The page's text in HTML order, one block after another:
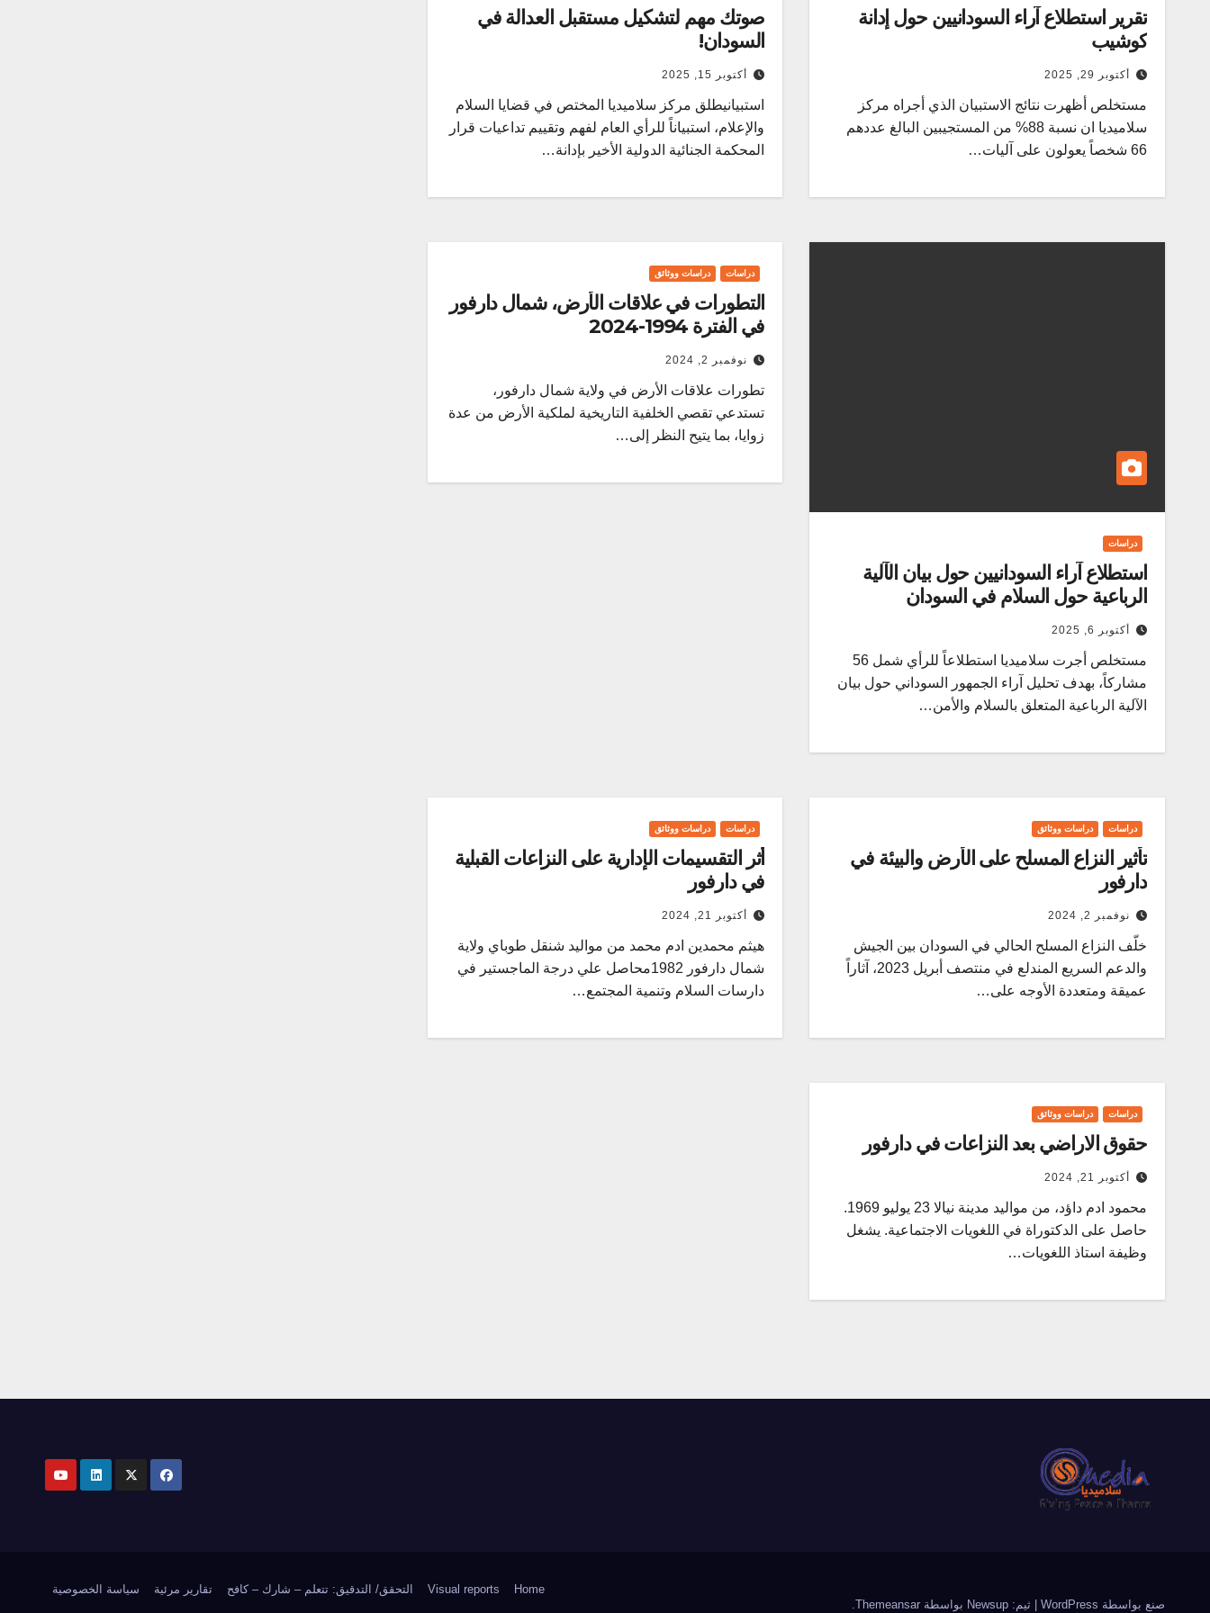
تقرير استطلاع آراء السودانيين حول إدانة
كوشيب
أكتوبر 29, 2025
مستخلص أظهرت نتائج الاستبيان الذي أجراه مركز
سلاميديا ان نسبة 88% من المستجيبين البالغ عددهم
66 شخصاً يعولون على آليات…
صوتك مهم لتشكيل مستقبل العدالة في
السودان!
أكتوبر 15, 2025
استبيان​يطلق مركز سلاميديا المختص في قضايا السلام
والإعلام، استبياناً للرأي العام لفهم وتقييم تداعيات قرار
المحكمة الجنائية الدولية الأخير بإدانة…
دراسات
استطلاع آراء السودانيين حول بيان الآلية
الرباعية حول السلام في السودان
أكتوبر 6, 2025
مستخلص أجرت سلاميديا استطلاعاً للرأي شمل 56
مشاركاً، بهدف تحليل آراء الجمهور السوداني حول بيان
الآلية الرباعية المتعلق بالسلام والأمن…
دراسات دراسات ووثائق
التطورات في علاقات الأرض، شمال دارفور
في الفترة 1994-2024
نوفمبر 2, 2024
تطورات علاقات الأرض في ولاية شمال دارفور،
تستدعي تقصي الخلفية التاريخية لملكية الأرض من عدة
زوايا، بما يتيح النظر إلى…
دراسات دراسات ووثائق
تأثير النزاع المسلح على الأرض والبيئة في
دارفور
نوفمبر 2, 2024
خلّف النزاع المسلح الحالي في السودان بين الجيش
والدعم السريع المندلع في منتصف أبريل 2023، آثاراً
عميقة ومتعددة الأوجه على…
دراسات دراسات ووثائق
أثر التقسيمات الإدارية على النزاعات القبلية
في دارفور
أكتوبر 21, 2024
هيثم محمدين ادم محمد من مواليد شنقل طوباي ولاية
شمال دارفور 1982محاصل علي درجة الماجستير في
دارسات السلام وتنمية المجتمع…
دراسات دراسات ووثائق
حقوق الاراضي بعد النزاعات في دارفور
أكتوبر 21, 2024
محمود ادم داؤد، من مواليد مدينة نيالا 23 يوليو 1969.
حاصل على الدكتوراة في اللغويات الاجتماعية. يشغل
وظيفة استاذ اللغويات…
صنع بواسطة WordPress ثيم: Newsup بواسطة Themeansar
Home
Visual reports التحقق/ التدقيق: تتعلم – شارك – كافح تقارير مرئية سياسة الخصوصية